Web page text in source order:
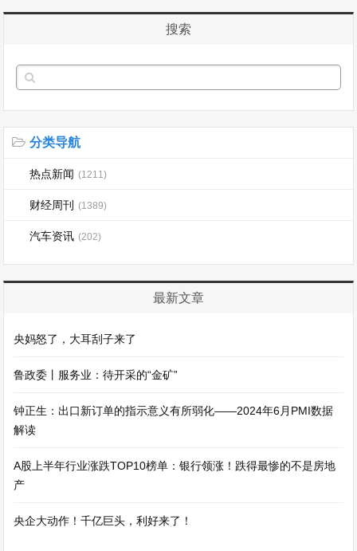
搜索
分类导航
热点新闻 (1211)
财经周刊 (1389)
汽车资讯 (202)
最新文章
央妈怒了，大耳刮子来了
鲁政委丨服务业：待开采的“金矿”
钟正生：出口新订单的指示意义有所弱化——2024年6月PMI数据
解读
A股上半年行业涨跌TOP10榜单：银行领涨！跌得最惨的不是房地
产
央企大动作！千亿巨头，利好来了！